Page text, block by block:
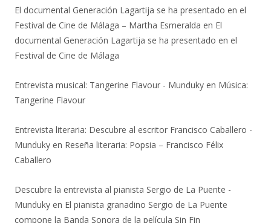
El documental Generación Lagartija se ha presentado en el
Festival de Cine de Málaga – Martha Esmeralda en El
documental Generación Lagartija se ha presentado en el
Festival de Cine de Málaga
Entrevista musical: Tangerine Flavour - Munduky en Música:
Tangerine Flavour
Entrevista literaria: Descubre al escritor Francisco Caballero -
Munduky en Reseña literaria: Popsia – Francisco Félix
Caballero
Descubre la entrevista al pianista Sergio de La Puente -
Munduky en El pianista granadino Sergio de La Puente
compone la Banda Sonora de la película Sin Fin